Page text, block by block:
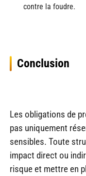
contre la foudre.
Conclusion
Les obligations de
pas uniquement
sensibles. Toute
impact direct ou
risque et mettre en